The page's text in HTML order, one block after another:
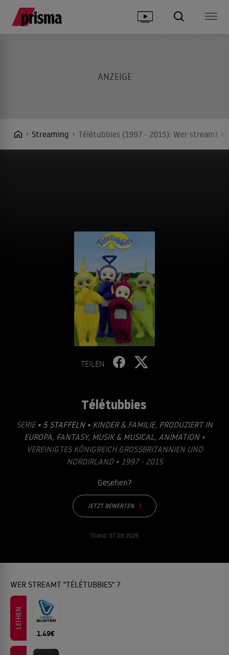
Streaming Télétubbies (1997 - 2015): Wer streamt
TEILEN
Télétubbies
SERIE • 5 STAFFELN • KINDER & FAMILIE, PRODUZIERT IN
EUROPA, FANTASY, MUSIK & MUSICAL, ANIMATION•
VEREINIGTES KÖNIGREICH GROSSBRITANNIEN UND N
ORDIRLAND • 1997 - 2015
Gesehen?
JETZT BEWERTEN
Stand: 07.08.2026
WER STREAMT "TÉLÉTUBBIES" ?
LEIHEN
1.49€